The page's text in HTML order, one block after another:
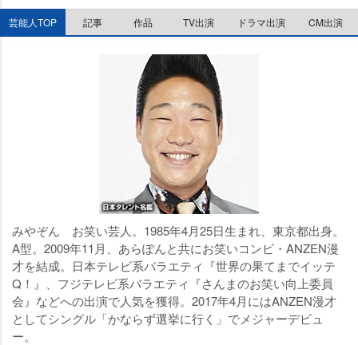
芸能人TOP 記事 作品 TV出演 ドラマ出演 CM出演
みやぞん お笑い芸人。1985年4月25日生まれ、東京都出身。
A型。2009年11月、あらぽんと共にお笑いコンビ・ANZEN漫
才を結成。日本テレビ系バラエティ『世界の果てまでイッテ
Q！』、フジテレビ系バラエティ『さんまのお笑い向上委員
会』などへの出演で人気を獲得。2017年4月にはANZEN漫才
としてシングル「かならず選挙に行く」でメジャーデビュ
ー。